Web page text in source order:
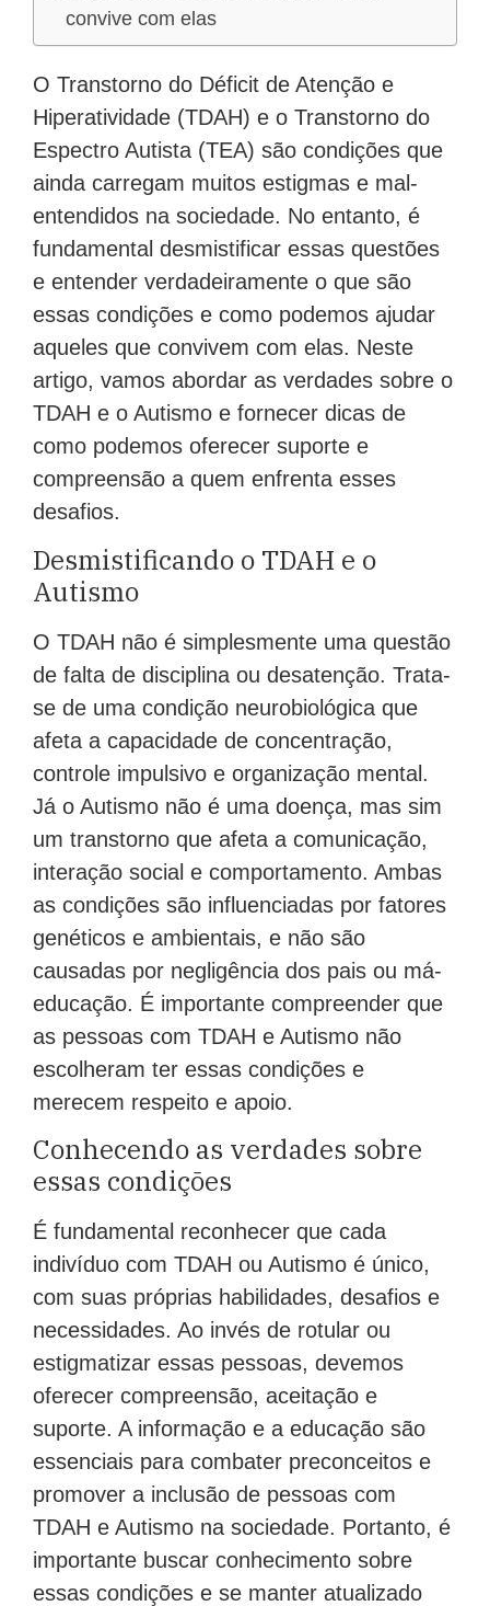
convive com elas
O Transtorno do Déficit de Atenção e
Hiperatividade (TDAH) e o Transtorno do
Espectro Autista (TEA) são condições que
ainda carregam muitos estigmas e mal-
entendidos na sociedade. No entanto, é
fundamental desmistificar essas questões
e entender verdadeiramente o que são
essas condições e como podemos ajudar
aqueles que convivem com elas. Neste
artigo, vamos abordar as verdades sobre o
TDAH e o Autismo e fornecer dicas de
como podemos oferecer suporte e
compreensão a quem enfrenta esses
desafios.
Desmistificando o TDAH e o
Autismo
O TDAH não é simplesmente uma questão
de falta de disciplina ou desatenção. Trata-
se de uma condição neurobiológica que
afeta a capacidade de concentração,
controle impulsivo e organização mental.
Já o Autismo não é uma doença, mas sim
um transtorno que afeta a comunicação,
interação social e comportamento. Ambas
as condições são influenciadas por fatores
genéticos e ambientais, e não são
causadas por negligência dos pais ou má-
educação. É importante compreender que
as pessoas com TDAH e Autismo não
escolheram ter essas condições e
merecem respeito e apoio.
Conhecendo as verdades sobre
essas condições
É fundamental reconhecer que cada
indivíduo com TDAH ou Autismo é único,
com suas próprias habilidades, desafios e
necessidades. Ao invés de rotular ou
estigmatizar essas pessoas, devemos
oferecer compreensão, aceitação e
suporte. A informação e a educação são
essenciais para combater preconceitos e
promover a inclusão de pessoas com
TDAH e Autismo na sociedade. Portanto, é
importante buscar conhecimento sobre
essas condições e se manter atualizado